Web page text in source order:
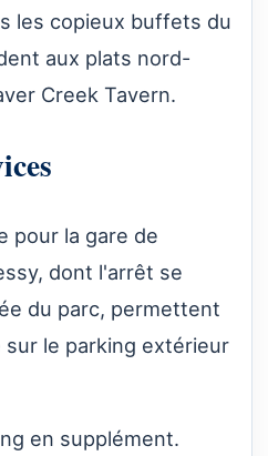
les copieux buffets du
aux plats nord-
Creek Tavern.
pour la gare de
dont l'arrêt se
du parc, permettent
le parking extérieur
en supplément.